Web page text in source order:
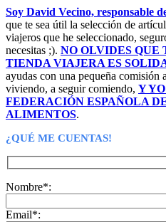
Soy David Vecino, responsable
que te sea útil la selección de
viajeros que he seleccionado,
necesitas ;). NO OLVIDES QUE
TIENDA VIAJERA ES
ayudas con una pequeña comisión
viviendo, a seguir comiendo, Y
FEDERACIÓN ESPAÑOLA
ALIMENTOS.
¿QUÉ ME CUENTAS!
Nombre*:
Email*: